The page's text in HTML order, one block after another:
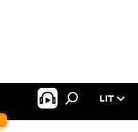
LIT